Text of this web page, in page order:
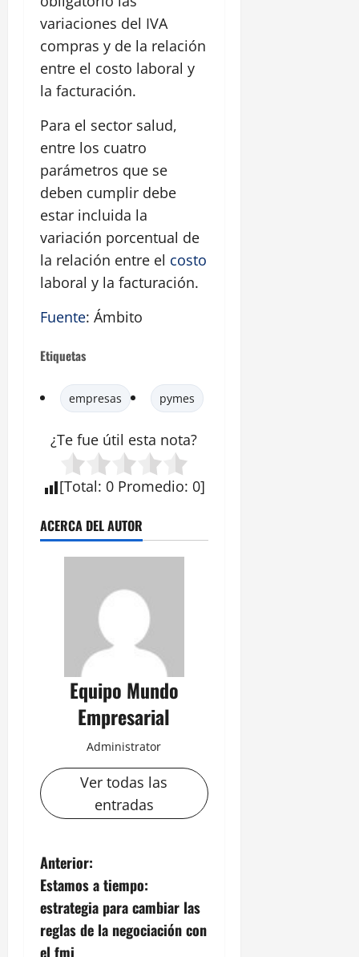
variaciones del IVA
compras y de la relación
entre el costo laboral y
la facturación.
Para el sector salud,
entre los cuatro
parámetros que se
deben cumplir debe
estar incluida la
variación porcentual de
la relación entre el costo
laboral y la facturación.
Fuente: Ámbito
Etiquetas
empresas pymes
¿Te fue útil esta nota?
[Total: 0 Promedio: 0]
ACERCA DEL AUTOR
Equipo Mundo
Empresarial
Administrator
Ver todas las
entradas
N
a
v
Anterior:
Estamos a tiempo:
estrategia para cambiar las
reglas de la negociación con
el fmi